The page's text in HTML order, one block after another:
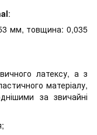
:
мм, товщина: 0,035
латексу, а з
матеріалу,
за звичайні